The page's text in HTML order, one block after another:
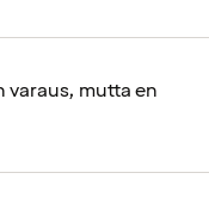
varaus, mutta en